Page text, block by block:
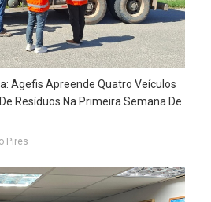
Agefis Apreende Quatro Veículos
Resíduos Na Primeira Semana De
Pires